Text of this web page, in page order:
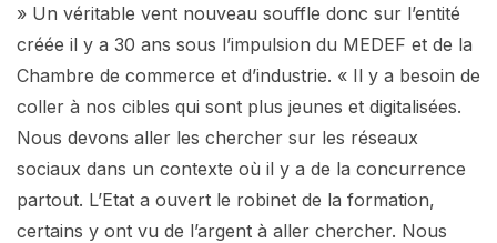
» Un véritable vent nouveau souffle donc sur l’entité
créée il y a 30 ans sous l’impulsion du MEDEF et de la
Chambre de commerce et d’industrie. « Il y a besoin de
coller à nos cibles qui sont plus jeunes et digitalisées.
Nous devons aller les chercher sur les réseaux
sociaux dans un contexte où il y a de la concurrence
partout. L’Etat a ouvert le robinet de la formation,
certains y ont vu de l’argent à aller chercher. Nous